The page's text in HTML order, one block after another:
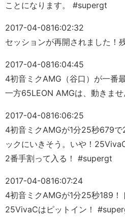
ことになります。 #supergt
2017-04-0816:02:32
セッションが再開されました！
2017-04-0816:04:45
4初音ミクAMG（谷口）が一番
一方65LEON AMGは、動きま
2017-04-0816:06:25
4初音ミクAMGが1分25秒679
ックにいきそう。いや！
2番手割って入る！ #supergt
2017-04-0816:07:24
4初音ミクAMGが1分25秒189！
25VivaCはピットイン！